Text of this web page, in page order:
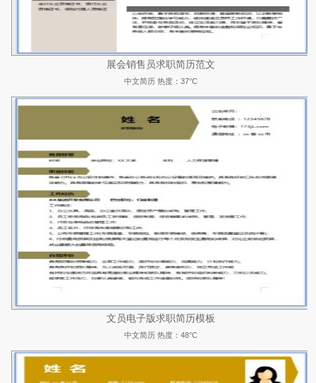
展会销售员求职简历范文
中文简历 热度：37°C
文员电子版求职简历模板
中文简历 热度：48°C